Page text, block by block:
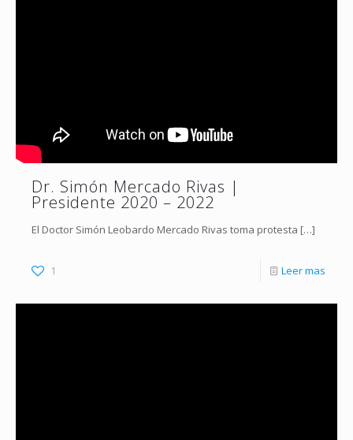
Dr. Simón Mercado Rivas |
Presidente 2020 – 2022
El Doctor Simón Leobardo Mercado Rivas toma protesta […]
1 Leer mas